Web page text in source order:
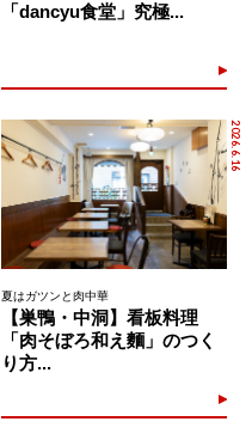
「dancyu食堂」究極...
2026.6.16
夏はガツンと肉中華
【巣鴨・中洞】看板料理
「肉そぼろ和え麵」のつく
り方...